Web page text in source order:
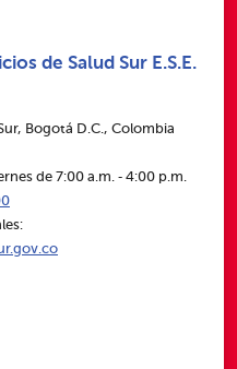
de Salud Sur E.S.E.
Bogotá D.C., Colombia
de 7:00 a.m. ‑ 4:00 p.m.